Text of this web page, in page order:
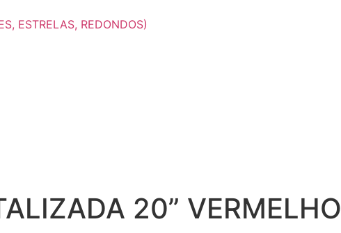
ESTRELAS, REDONDOS)
20” VERMELHO